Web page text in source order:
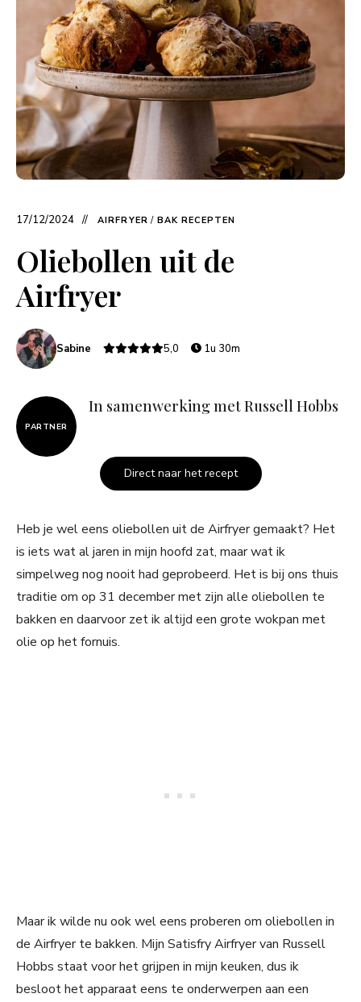
17/12/2024 AIRFRYER / BAK RECEPTEN
Oliebollen uit de
Airfryer
Sabine 5,0 1u 30m
PARTNER
In samenwerking met Russell Hobbs
Direct naar het recept
Heb je wel eens oliebollen uit de Airfryer gemaakt? Het
is iets wat al jaren in mijn hoofd zat, maar wat ik
simpelweg nog nooit had geprobeerd. Het is bij ons thuis
traditie om op 31 december met zijn alle oliebollen te
bakken en daarvoor zet ik altijd een grote wokpan met
olie op het fornuis.
Maar ik wilde nu ook wel eens proberen om oliebollen in
de Airfryer te bakken. Mijn Satisfry Airfryer van Russell
Hobbs staat voor het grijpen in mijn keuken, dus ik
besloot het apparaat eens te onderwerpen aan een